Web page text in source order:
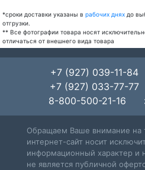
*сроки доставки указаны в рабочих днях до
отгрузки.
** Все фотографии товара носят
отличаться от внешнего вида товара
+7 (927) 039-11-84
+7 (927) 033-77-77
8-800-500-21-16
Обращаем Ваше внимание на
интернет-сайт носит
информационный характер и
не является публичной